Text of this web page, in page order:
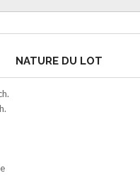
NATURE DU LOT